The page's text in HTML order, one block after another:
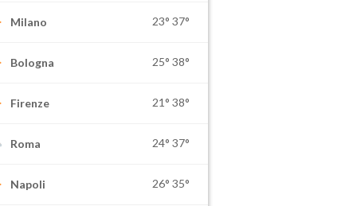
Milano 23° 37°
Bologna 25° 38°
Firenze 21° 38°
Roma 24° 37°
Napoli 26° 35°